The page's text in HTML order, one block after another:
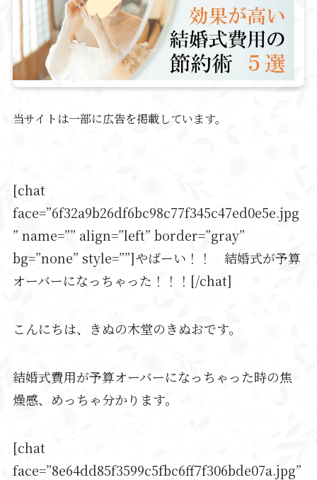
当サイトは一部に広告を掲載しています。
[chat
face=”6f32a9b26df6bc98c77f345c47ed0e5e.jpg
” name=”” align=”left” border=”gray”
bg=”none” style=””]やばーい！！ 結婚式が予算
オーバーになっちゃった！！！[/chat]
こんにちは、きぬの木堂のきぬおです。
結婚式費用が予算オーバーになっちゃった時の焦
燥感、めっちゃ分かります。
[chat
face=”8e64dd85f3599c5fbc6ff7f306bde07a.jpg”